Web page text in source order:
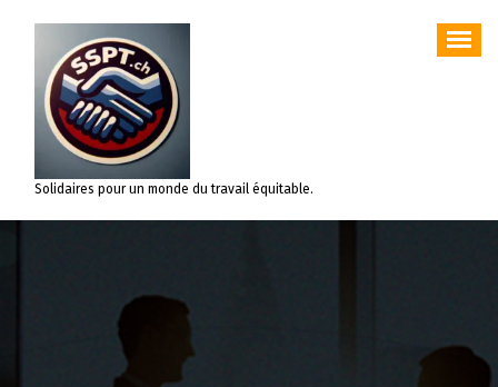
contenu
Solidaires pour un monde du travail équitable.